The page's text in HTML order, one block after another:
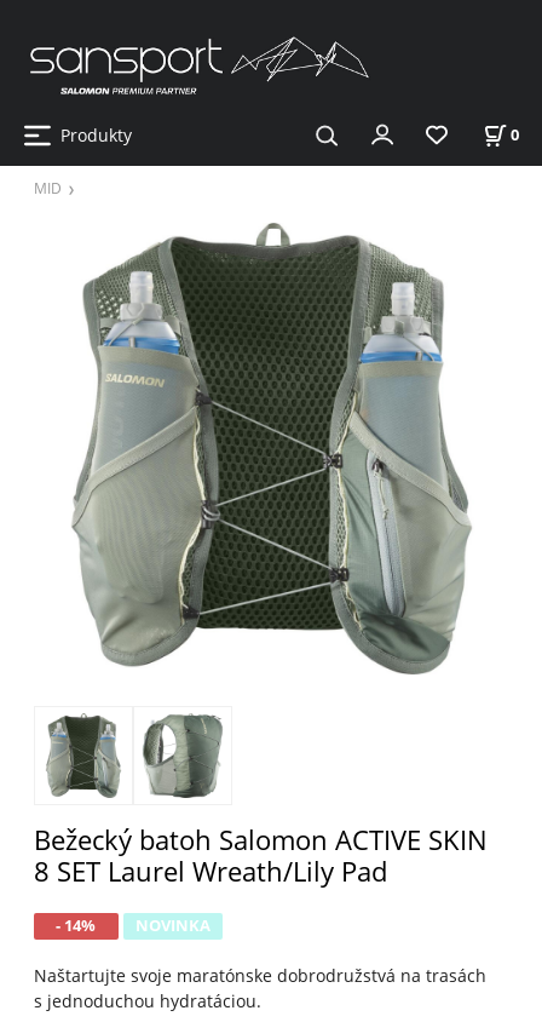
Produkty 0
MID
Bežecký batoh Salomon ACTIVE SKIN
8 SET Laurel Wreath/Lily Pad
- 14% NOVINKA
Naštartujte svoje maratónske dobrodružstvá na trasách
s jednoduchou hydratáciou.